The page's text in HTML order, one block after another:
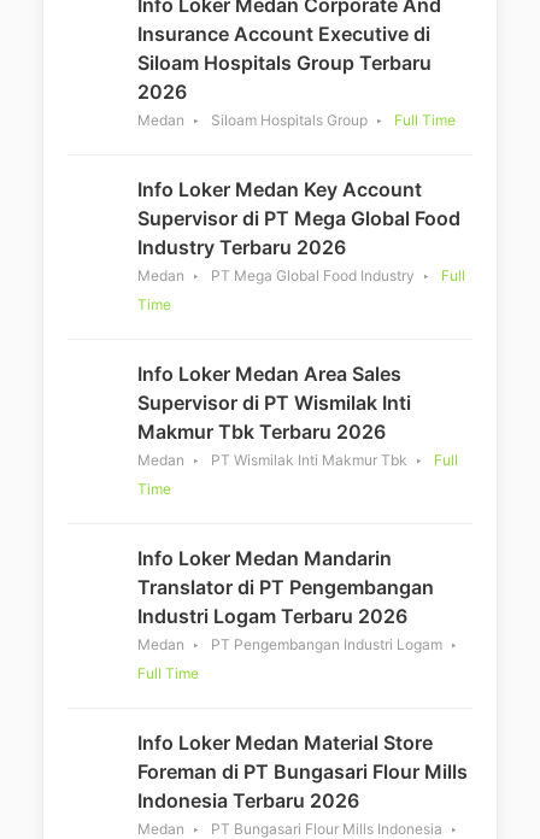
Insurance Account Executive di
Siloam Hospitals Group Terbaru
2026
Medan Siloam Hospitals Group Full Time
Info Loker Medan Key Account
Supervisor di PT Mega Global Food
Industry Terbaru 2026
Medan PT Mega Global Food Industry
Full
Time
Info Loker Medan Area Sales
Supervisor di PT Wismilak Inti
Makmur Tbk Terbaru 2026
Medan PT Wismilak Inti Makmur Tbk
Full
Time
Info Loker Medan Mandarin
Translator di PT Pengembangan
Industri Logam Terbaru 2026
Medan
PT Pengembangan Industri Logam
Full Time
Info Loker Medan Material Store
Foreman di PT Bungasari Flour Mills
Indonesia Terbaru 2026
Medan
PT Bungasari Flour Mills Indonesia